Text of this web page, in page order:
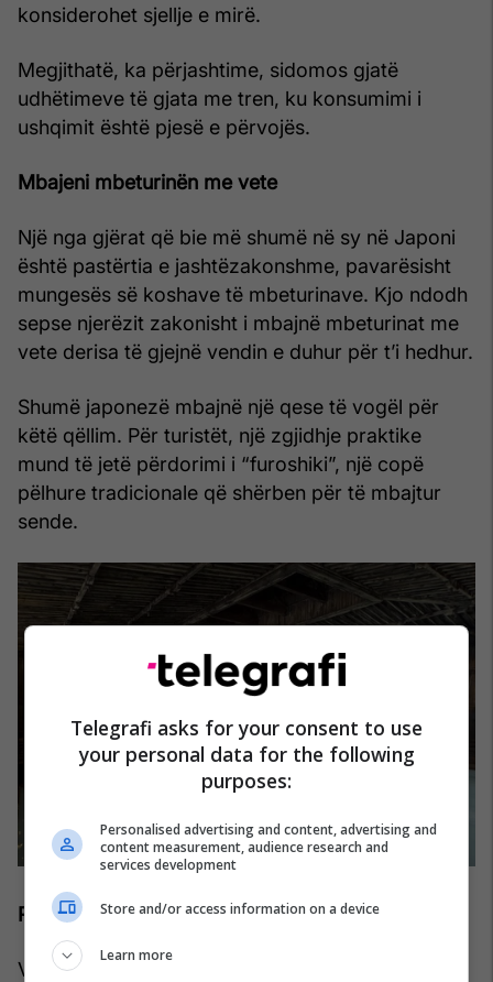
konsiderohet sjellje e mirë.
Megjithatë, ka përjashtime, sidomos gjatë
udhëtimeve të gjata me tren, ku konsumimi i
ushqimit është pjesë e përvojës.
Mbajeni mbeturinën me vete
Një nga gjërat që bie më shumë në sy në Japoni
është pastërtia e jashtëzakonshme, pavarësisht
mungesës së koshave të mbeturinave. Kjo ndodh
sepse njerëzit zakonisht i mbajnë mbeturinat me
vete derisa të gjejnë vendin e duhur për t’i hedhur.
Shumë japonezë mbajnë një qese të vogël për
këtë qëllim. Për turistët, një zgjidhje praktike
mund të jetë përdorimi i “furoshiki”, një copë
pëlhure tradicionale që shërben për të mbajtur
sende.
Rregullat e banjave termale
Vizita në onsen, burimet termale japoneze, është
Telegrafi asks for your consent to use
your personal data for the following
purposes:
Personalised advertising and content, advertising and
content measurement, audience research and
services development
Store and/or access information on a device
Learn more